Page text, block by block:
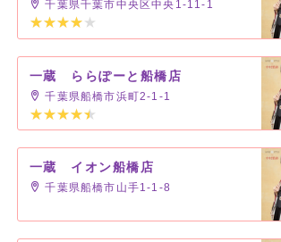
千葉県千葉市中央区中央1-11-1
一蔵 ららぽーと船橋店
千葉県船橋市浜町2-1-1
一蔵 イオン船橋店
千葉県船橋市山手1-1-8